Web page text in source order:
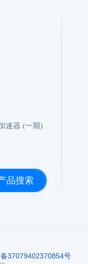
速器 (一期)
品搜索
37079402370854号